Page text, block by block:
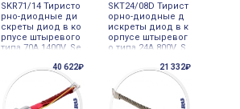
SKR71/14 Тиристо
рно-диодные ди
скреты диод в ко
рпусе штыревого
типа 70A 1400V, Se
SKT24/08D Тирист
орно-диодные д
искреты диод в к
орпусе штыревог
о типа 24A 800V, S
40 622₽ 21 332₽